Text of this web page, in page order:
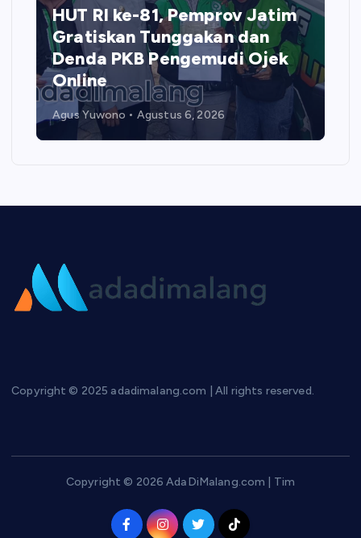
HUT RI ke-81, Pemprov Jatim
Gratiskan Tunggakan dan
Denda PKB Pengemudi Ojek
Online
Agus Yuwono Agustus 6, 2026
Copyright © 2025 adadimalang.com | All rights reserved.
Copyright © 2026 AdaDiMalang.com | Tim